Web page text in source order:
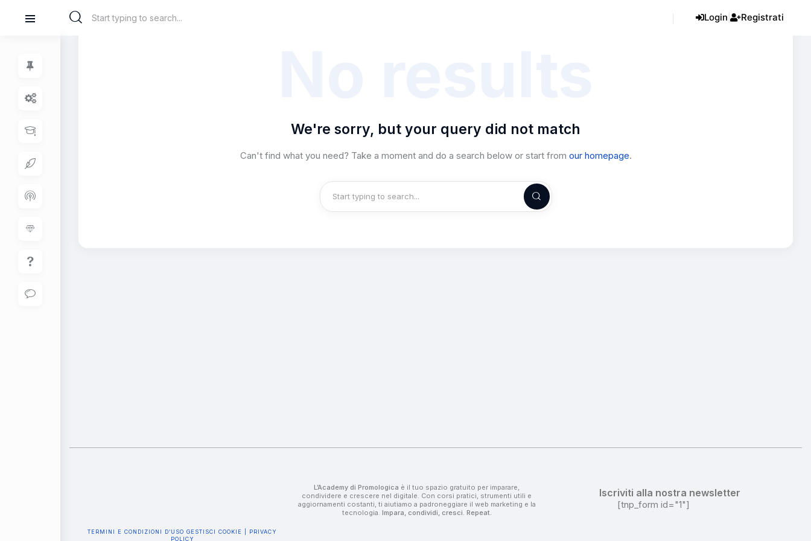
Login Registrati
We're sorry, but your query did not match
Can't find what you need? Take a moment and do a search below or start from our homepage.
TERMINI E CONDIZIONI D’USO GESTISCI COOKIE | PRIVACY
POLICY
L’Academy di Promologica è il tuo spazio gratuito per imparare,
condividere e crescere nel digitale. Con corsi pratici, strumenti utili e
aggiornamenti costanti, ti aiutiamo a padroneggiare il web marketing e la
tecnologia. Impara, condividi, cresci. Repeat.
Iscriviti alla nostra newsletter
[tnp_form id="1"]